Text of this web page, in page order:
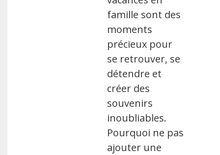
famille sont des
moments
précieux pour
se retrouver, se
détendre et
créer des
souvenirs
inoubliables.
Pourquoi ne pas
ajouter une